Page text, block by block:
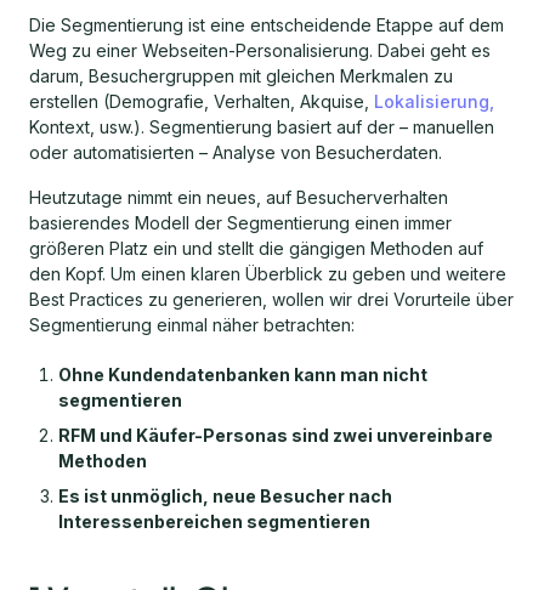
Die Segmentierung ist eine entscheidende Etappe auf dem
Weg zu einer Webseiten-Personalisierung. Dabei geht es
darum, Besuchergruppen mit gleichen Merkmalen zu
erstellen (Demografie, Verhalten, Akquise, Lokalisierung,
Kontext, usw.). Segmentierung basiert auf der – manuellen
oder automatisierten – Analyse von Besucherdaten.
Heutzutage nimmt ein neues, auf Besucherverhalten
basierendes Modell der Segmentierung einen immer
größeren Platz ein und stellt die gängigen Methoden auf
den Kopf. Um einen klaren Überblick zu geben und weitere
Best Practices zu generieren, wollen wir drei Vorurteile über
Segmentierung einmal näher betrachten:
Ohne Kundendatenbanken kann man nicht
segmentieren
RFM und Käufer-Personas sind zwei unvereinbare
Methoden
Es ist unmöglich, neue Besucher nach
Interessenbereichen segmentieren